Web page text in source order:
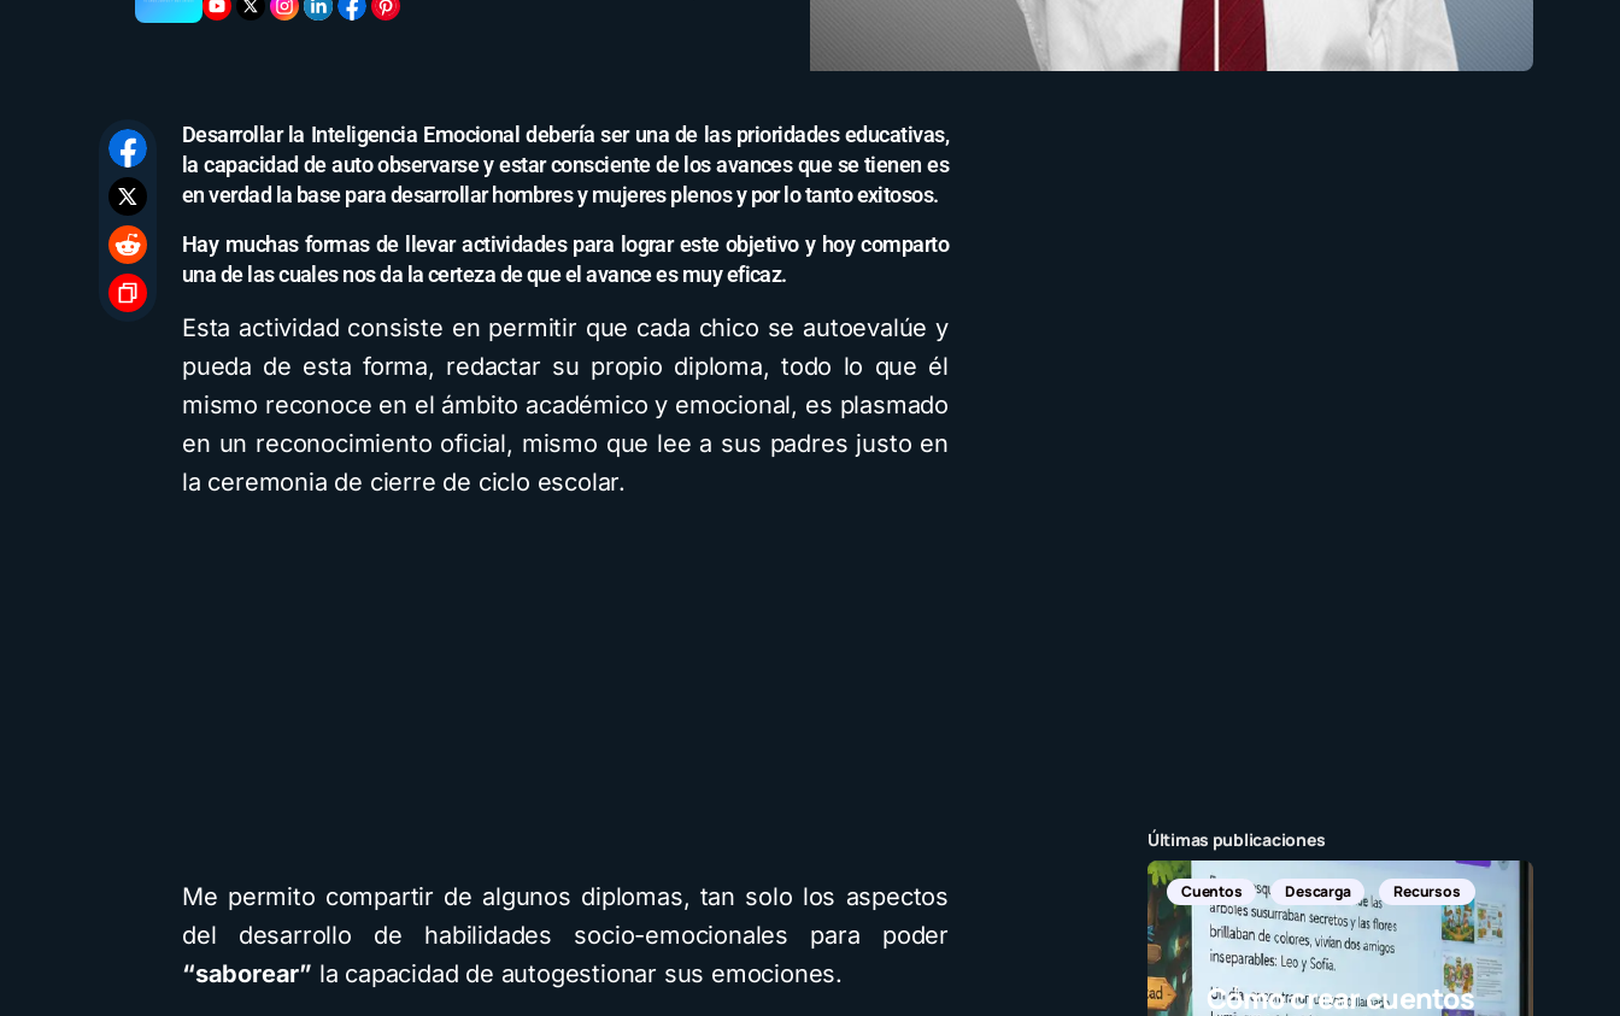
Desarrollar la Inteligencia Emocional debería ser una de las prioridades educativas,
la capacidad de auto observarse y estar consciente de los avances que se tienen es
en verdad la base para desarrollar hombres y mujeres plenos y por lo tanto exitosos.
Hay muchas formas de llevar actividades para lograr este objetivo y hoy comparto
una de las cuales nos da la certeza de que el avance es muy eficaz.
Esta actividad consiste en permitir que cada chico se autoevalúe y
pueda de esta forma, redactar su propio diploma, todo lo que él
mismo reconoce en el ámbito académico y emocional, es plasmado
en un reconocimiento oficial, mismo que lee a sus padres justo en
la ceremonia de cierre de ciclo escolar.
Me permito compartir de algunos diplomas, tan solo los aspectos
del desarrollo de habilidades socio-emocionales para poder
“saborear” la capacidad de autogestionar sus emociones.
Últimas publicaciones
Cuentos Descarga Recursos